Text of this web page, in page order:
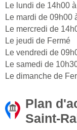
Le lundi de 14h00
Le mardi de 09h00
Le mercredi de
Le jeudi de Fermé
Le vendredi de
Le samedi de
Le dimanche de
Plan
Saint-